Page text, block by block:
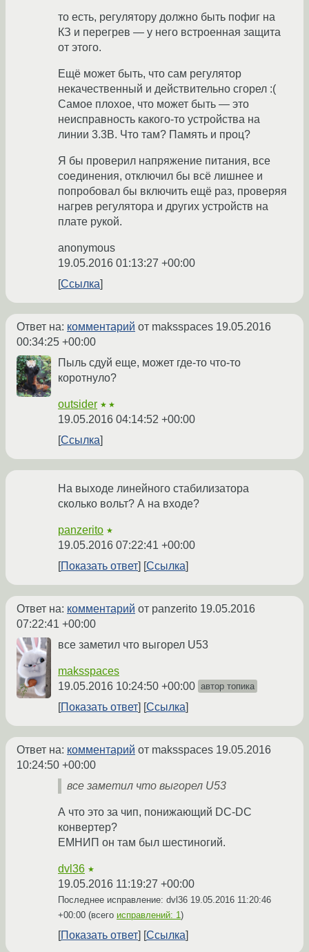
то есть, регулятору должно быть пофиг на
КЗ и перегрев — у него встроенная защита
от этого.
Ещё может быть, что сам регулятор
некачественный и действительно сгорел :(
Самое плохое, что может быть — это
неисправность какого-то устройства на
линии 3.3В. Что там? Память и проц?
Я бы проверил напряжение питания, все
соединения, отключил бы всё лишнее и
попробовал бы включить ещё раз, проверяя
нагрев регулятора и других устройств на
плате рукой.
anonymous
19.05.2016 01:13:27 +00:00
Ссылка
Ответ на: комментарий от maksspaces 19.05.2016
00:34:25 +00:00
Пыль сдуй еще, может где-то что-то
коротнуло?
outsider ★★
19.05.2016 04:14:52 +00:00
Ссылка
На выходе линейного стабилизатора
сколько вольт? А на входе?
panzerito ★
19.05.2016 07:22:41 +00:00
Показать ответ
Ссылка
Ответ на: комментарий от panzerito 19.05.2016
07:22:41 +00:00
все заметил что выгорел U53
maksspaces
19.05.2016 10:24:50 +00:00 автор топика
Показать ответ Ссылка
Ответ на: комментарий от maksspaces 19.05.2016
10:24:50 +00:00
все заметил что выгорел U53
А что это за чип, понижающий DC-DC
конвертер?
ЕМНИП он там был шестиногий.
dvl36 ★
19.05.2016 11:19:27 +00:00
Последнее исправление: dvl36 19.05.2016 11:20:46
+00:00 (всего исправлений: 1)
Показать ответ Ссылка